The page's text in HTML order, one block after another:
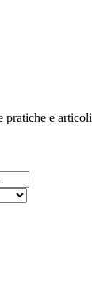
pratiche e articoli